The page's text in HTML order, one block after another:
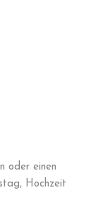
oder einen
Hochzeit